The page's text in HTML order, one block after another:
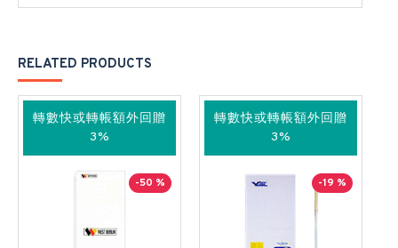
RELATED PRODUCTS
轉數快或轉帳額外回贈
3%
-50 %
轉數快或轉帳額外回贈
3%
-19 %